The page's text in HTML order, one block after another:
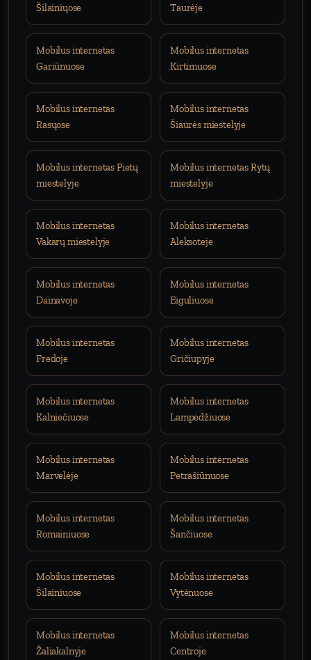
Šilainiųose
Taurėje
Mobilus internetas
Gariūnuose
Mobilus internetas
Kirtimuose
Mobilus internetas
Rasųose
Mobilus internetas
Šiaurės miestelyje
Mobilus internetas Pietų
miestelyje
Mobilus internetas Rytų
miestelyje
Mobilus internetas
Vakarų miestelyje
Mobilus internetas
Aleksoteje
Mobilus internetas
Dainavoje
Mobilus internetas
Eiguliuose
Mobilus internetas
Fredoje
Mobilus internetas
Gričiupyje
Mobilus internetas
Kalniečiuose
Mobilus internetas
Lampėdžiuose
Mobilus internetas
Marvelėje
Mobilus internetas
Petrašiūnuose
Mobilus internetas
Romainiuose
Mobilus internetas
Šančiuose
Mobilus internetas
Šilainiuose
Mobilus internetas
Vytėnuose
Mobilus internetas
Žaliakalnyje
Mobilus internetas
Centroje